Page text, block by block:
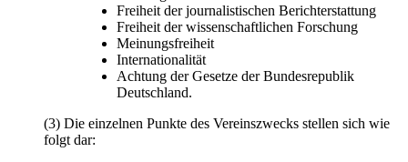
Freiheit der journalistischen Berichterstattung
Freiheit der wissenschaftlichen Forschung
Meinungsfreiheit
Internationalität
Achtung der Gesetze der Bundesrepublik
Deutschland.
(3) Die einzelnen Punkte des Vereinszwecks stellen sich wie
folgt dar: